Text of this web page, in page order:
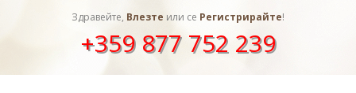
Здравейте, Влезте или се Регистрирайте!
+359 877 752 239